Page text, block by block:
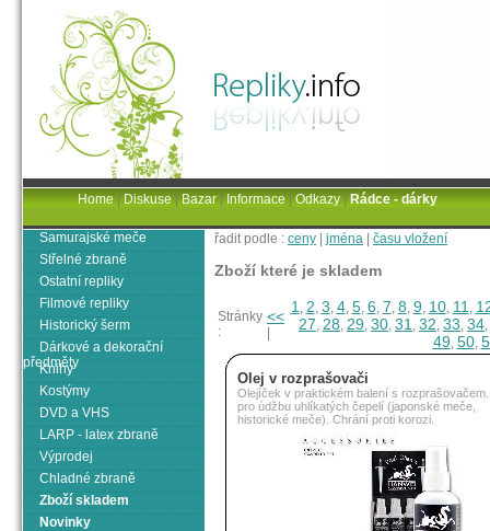
řadit podle : ceny jména času vložení
Zboží které je skladem
Stránky
:
<<
1, 2, 3, 4, 5, 6, 7, 8, 9, 10, 11,
27, 28, 29, 30, 31 , 32, 33, 34,
49, 50,
Olej v rozprašovači
Olejíček v praktickém balení s
pro údžbu uhlíkatých čepelí (japonské meče,
historické meče). Chrání proti korozi.
Samurajské meče
Střelné zbraně
Ostatní repliky
Filmové repliky
Historický šerm
Dárkové a dekorační
předměty
Knihy
Kostýmy
DVD a VHS
LARP - latex zbraně
Výprodej
Chladné zbraně
Zboží skladem
Novinky
Home|Diskuse|Bazar|Informace|Odkazy|Rádce - dárky